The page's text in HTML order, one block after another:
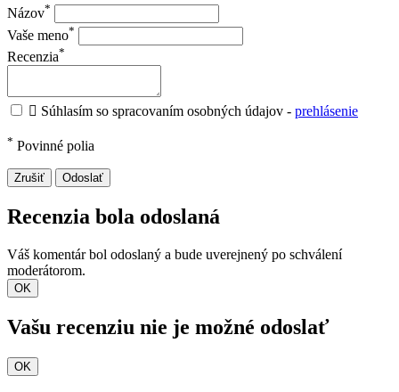
Názov*
Vaše meno*
Recenzia*
 Súhlasím so spracovaním osobných údajov - prehlásenie
* Povinné polia
Zrušiť Odoslať
Recenzia bola odoslaná
Váš komentár bol odoslaný a bude uverejnený po schválení
moderátorom.
OK
Vašu recenziu nie je možné odoslať
OK